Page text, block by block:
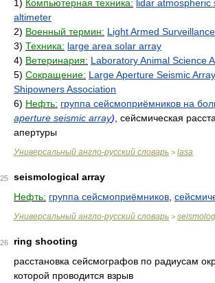
1) Компьютерная техника: lidar atmospheric
altimeter
2) Военный термин: Light Armed
3) Техника: large area solar array
4) Ветеринария: Laboratory Animal Science
5) Сокращение: Large Aperture Seismic Array
Shipowners Association
6) Нефть: группа сейсмоприёмников на
aperture seismic array) , сейсмическая
апертуры
Универсальный англо-русский словарь > lasa
25
seismological array
Нефть: группа сейсмоприёмников
Универсальный англо-русский словарь >
26
ring shooting
расстановка сейсмографов по радиусам
которой проводится взрыв